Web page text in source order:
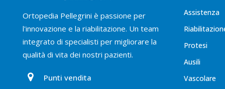
Ortopedia Pellegrini è passione per
l'innovazione e la riabilitazione. Un team
integrato di specialisti per migliorare la
qualità di vita dei nostri pazienti.
Punti vendita
Assistenza
Protesi
Ausili
Vascolare